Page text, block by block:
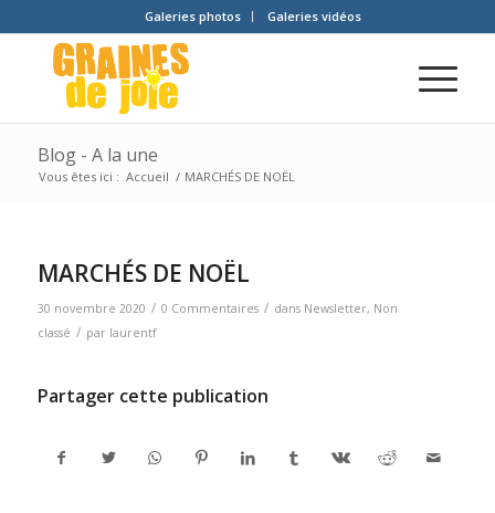
Galeries photos Galeries vidéos
Blog - A la une
Vous êtes ici : Accueil / MARCHÉS DE NOËL
MARCHÉS DE NOËL
30 novembre 2020 / 0 Commentaires / dans Newsletter, Non
classé / par laurentf
Partager cette publication